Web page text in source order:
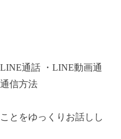
通話 ・LINE動画通
信方法
とをゆっくりお話しし